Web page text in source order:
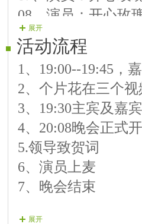
08、演员：开心
09、演员：开心
10、演员：开心
11、演员：开心
12、演员：开心
13、演员：开心
展开
活动流程
1、19:00--19:45，
2、个片花在三个视
3、19:30主宾及嘉
4、20:08晚会正式
5.领导致贺词
6、演员上麦
7、晚会结束
展开